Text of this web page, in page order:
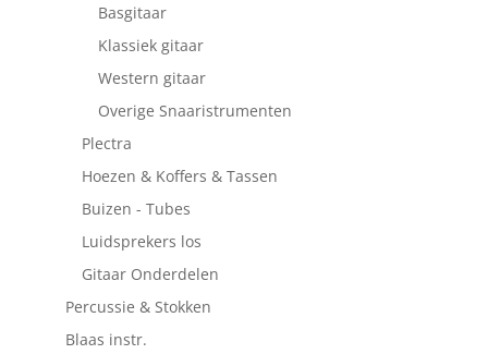
Basgitaar
Klassiek gitaar
Western gitaar
Overige Snaaristrumenten
Plectra
Hoezen & Koffers & Tassen
Buizen - Tubes
Luidsprekers los
Gitaar Onderdelen
Percussie & Stokken
Blaas instr.